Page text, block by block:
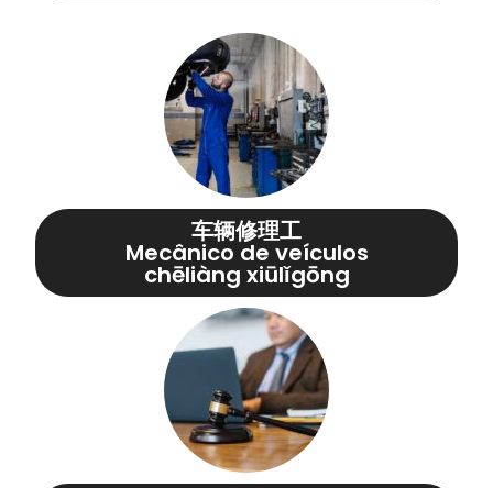
车辆修理工
Mecânico de veículos
chēliàng xiūlǐgōng